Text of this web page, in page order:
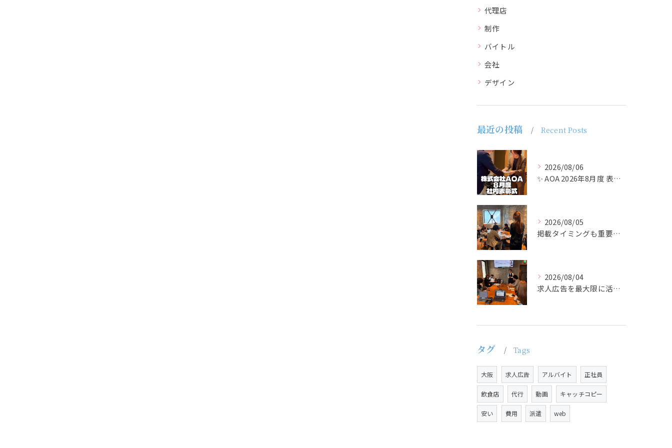
代理店
制作
バイトル
会社
デザイン
最近の投稿 Recent Posts
2026/08/06
✨ AOA 2026年8月度 表彰式レポート ✨
2026/08/05
掲載タイミングも重要で、業界動向や求職者の活動時期に合わせて...
2026/08/04
求人広告を最大限に活用するためには、ターゲット設定の精度を高...
タグ Tags
大阪 求人広告 アルバイト 正社員
飲食店 代行 動画 キャッチコピー
安い 費用 派遣 web